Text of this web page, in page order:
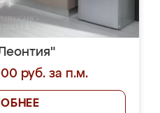
руб. за п.м.